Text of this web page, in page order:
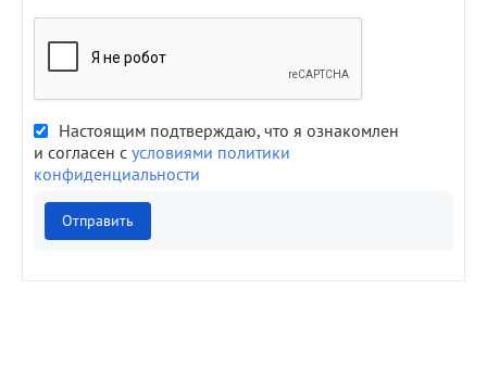
Настоящим подтверждаю, что я ознакомлен
и согласен с условиями политики
конфиденциальности
Отправить